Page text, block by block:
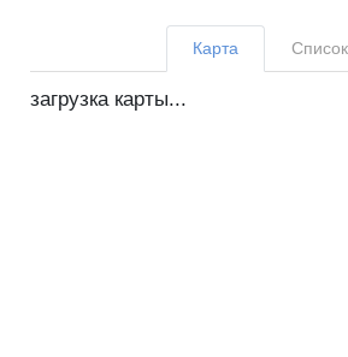
Карта Список
загрузка карты...